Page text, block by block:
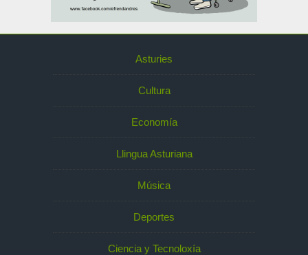
Asturies
Cultura
Economía
Llingua Asturiana
Música
Deportes
Ciencia y Tecnoloxía